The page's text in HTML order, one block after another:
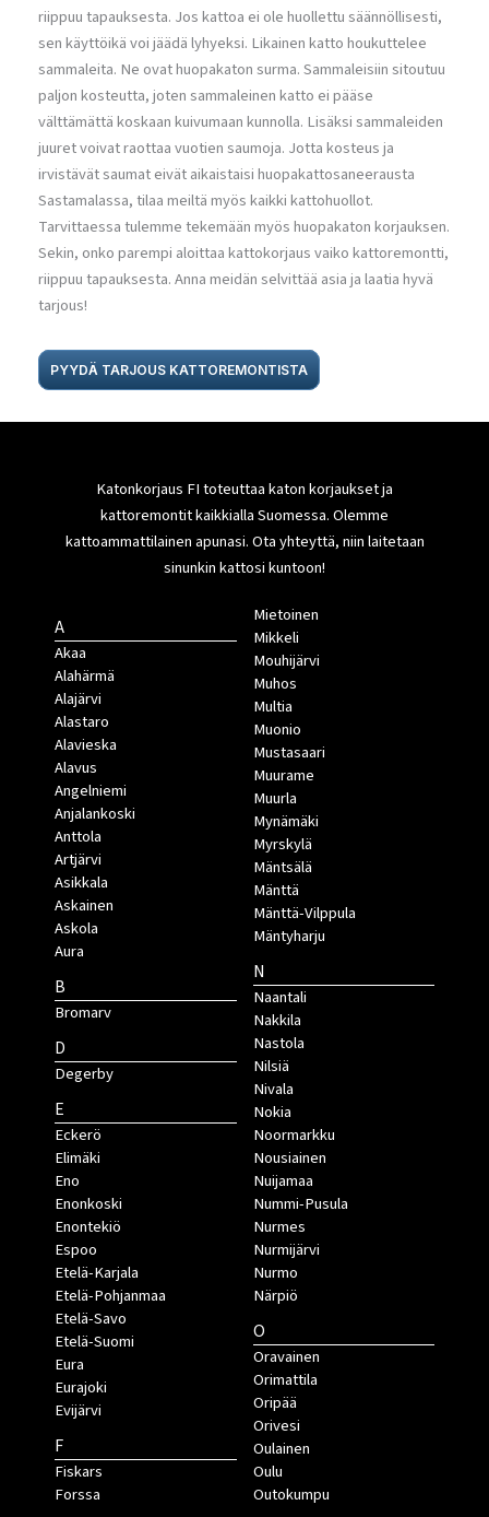
riippuu tapauksesta. Jos kattoa ei ole huollettu säännöllisesti,
sen käyttöikä voi jäädä lyhyeksi. Likainen katto houkuttelee
sammaleita. Ne ovat huopakaton surma. Sammaleisiin sitoutuu
paljon kosteutta, joten sammaleinen katto ei pääse
välttämättä koskaan kuivumaan kunnolla. Lisäksi sammaleiden
juuret voivat raottaa vuotien saumoja. Jotta kosteus ja
irvistävät saumat eivät aikaistaisi huopakattosaneerausta
Sastamalassa, tilaa meiltä myös kaikki kattohuollot.
Tarvittaessa tulemme tekemään myös huopakaton korjauksen.
Sekin, onko parempi aloittaa kattokorjaus vaiko kattoremontti,
riippuu tapauksesta. Anna meidän selvittää asia ja laatia hyvä
tarjous!
PYYDÄ TARJOUS KATTOREMONTISTA
Katonkorjaus FI toteuttaa katon korjaukset ja
kattoremontit kaikkialla Suomessa. Olemme
kattoammattilainen apunasi. Ota yhteyttä, niin laitetaan
sinunkin kattosi kuntoon!
A
Akaa
Alahärmä
Alajärvi
Alastaro
Alavieska
Alavus
Angelniemi
Anjalankoski
Anttola
Artjärvi
Asikkala
Askainen
Askola
Aura
B
Bromarv
D
Degerby
E
Eckerö
Elimäki
Eno
Enonkoski
Enontekiö
Espoo
Etelä-Karjala
Etelä-Pohjanmaa
Etelä-Savo
Etelä-Suomi
Eura
Eurajoki
Evijärvi
F
Fiskars
Forssa
Mietoinen
Mikkeli
Mouhijärvi
Muhos
Multia
Muonio
Mustasaari
Muurame
Muurla
Mynämäki
Myrskylä
Mäntsälä
Mänttä
Mänttä-Vilppula
Mäntyharju
N
Naantali
Nakkila
Nastola
Nilsiä
Nivala
Nokia
Noormarkku
Nousiainen
Nuijamaa
Nummi-Pusula
Nurmes
Nurmijärvi
Nurmo
Närpiö
O
Oravainen
Orimattila
Oripää
Orivesi
Oulainen
Oulu
Outokumpu